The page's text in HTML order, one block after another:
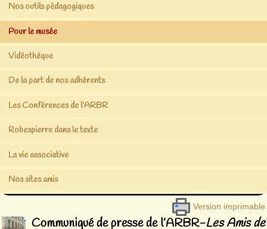
Nos outils pédagogiques
Pour le musée
Vidéothèque
De la part de nos adhérents
Les Conférences de l’ARBR
Robespierre dans le texte
La vie associative
Nos sites amis
Version imprimable
Communiqué de presse de l’ARBR-Les Amis de